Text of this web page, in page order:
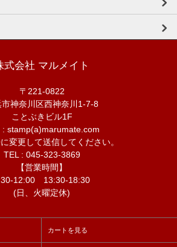
式会社 マルメイト
〒221-0822
市神奈川区西神奈川1-7-8
ことぶきビル1F
: stamp(a)marumate.com
変更して送信してください。
TEL : 045-323-3869
【営業時間】
12:00 13:30-18:30
(日、火曜定休)
カートを見る